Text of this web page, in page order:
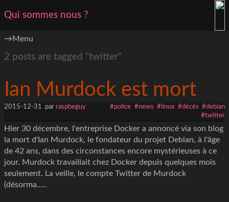
Qui sommes nous ?
Menu
2 posts are tagged "twitter"
Ian Murdock est mort
2015-12-31 par raspbeguy #debian
#décès
#linux
#news
#police
#twitter
Hier 30 décembre, l'entreprise Docker a annoncé via son blog
la mort d'Ian Murdock, le fondateur du projet Debian, à l'âge
de 42 ans, dans des circonstances encore mystérieuses à ce
jour. Murdock travaillait chez Docker depuis quelques mois
seulement. La veille, le compte Twitter de Murdock
(désorma.....